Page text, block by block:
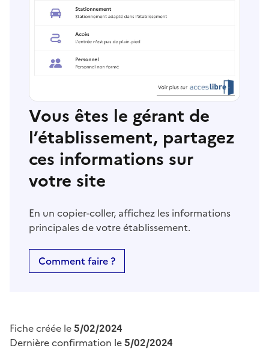
Vous êtes le gérant de
l’établissement, partagez
ces informations sur
votre site
En un copier-coller, affichez les informations
principales de votre établissement.
Comment faire ?
Fiche créée le5/02/2024
Dernière confirmation le5/02/2024